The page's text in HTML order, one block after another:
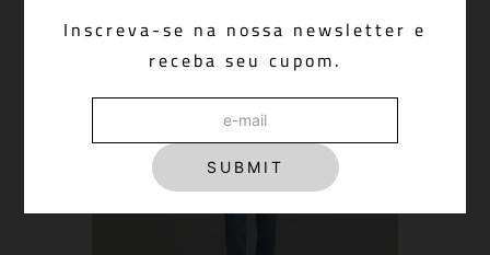
Inscreva-se na nossa newsletter e
receba seu cupom.
SUBMIT